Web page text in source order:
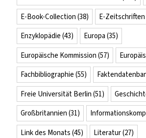
E-Book-Collection (38) E-Zeitschriften
Enzyklopädie (43) Europa (35)
Europäische Kommission (57)
Fachbibliographie (55)
Freie Universität Berlin (51)
Großbritannien (31)
Link des Monats (45) Literatur(27)